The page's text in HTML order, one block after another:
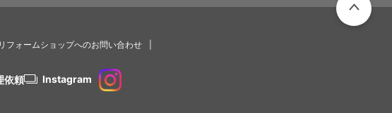
フォームショップへのお問い合わせ
依頼 Instagram